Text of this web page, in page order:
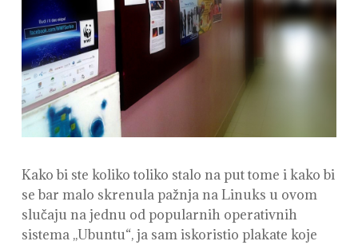
Kako bi ste koliko toliko stalo na put tome i kako bi
se bar malo skrenula pažnja na Linuks u ovom
slučaju na jednu od popularnih operativnih
sistema ,,Ubuntu“, ja sam iskoristio plakate koje